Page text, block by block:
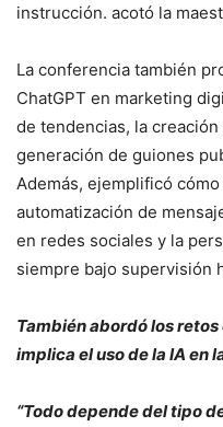
instrucción. acotó la
La conferencia también
ChatGPT en marketing
de tendencias, la
generación de guiones
Además, ejemplificó
automatización de
en redes sociales y la
siempre bajo supervisión
También abordó los
implica el uso de la IA en
“Todo depende del tipo